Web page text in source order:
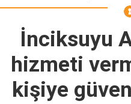
İnciksuyu
hizmeti
kişiye